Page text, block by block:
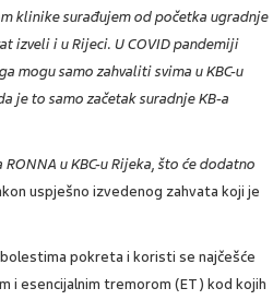
klinike surađujem od početka ugradnje
izveli i u Rijeci. U COVID pandemiji
mogu samo zahvaliti svima u KBC-u
je to samo začetak suradnje KB-a
u KBC-u Rijeka, što će dodatno
uspješno izvedenog zahvata koji je
pokreta i koristi se najčešće
i esencijalnim tremorom (ET) kod kojih